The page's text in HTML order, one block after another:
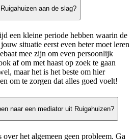
aan de slag?
een kleine periode hebben waarin de
situatie eerst even beter moet leren
mee zijn om even persoonlijk
af om met haast op zoek te gaan
maar het is het beste om hier
om te zorgen dat alles goed voelt!
naar een mediator uit Ruigahuizen?
het algemeen geen probleem. Ga